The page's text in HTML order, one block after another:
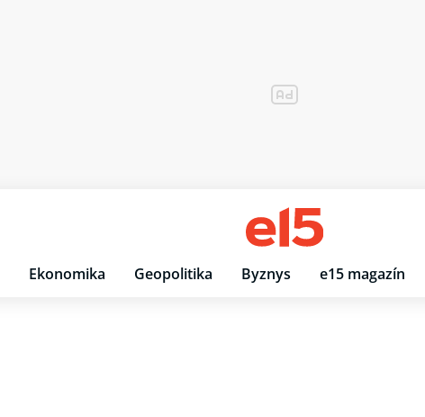
Ekonomika Geopolitika Byznys e15 magazín